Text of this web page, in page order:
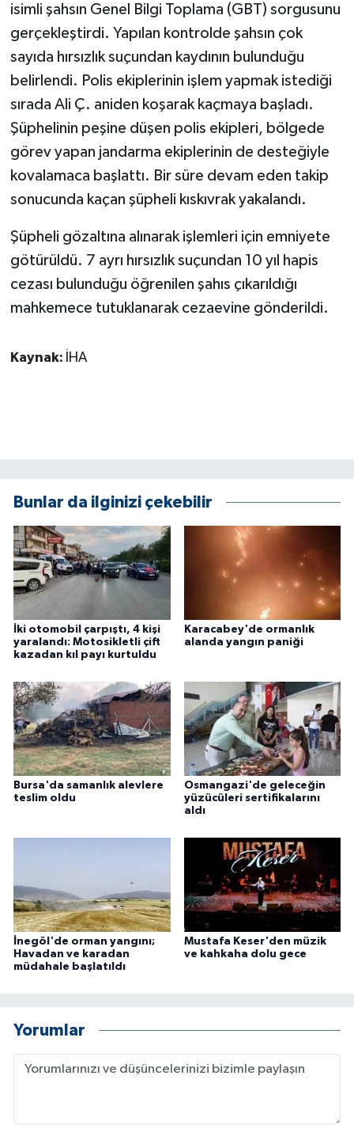
isimli şahsın Genel Bilgi Toplama (GBT) sorgusunu
gerçekleştirdi. Yapılan kontrolde şahsın çok
sayıda hırsızlık suçundan kaydının bulunduğu
belirlendi. Polis ekiplerinin işlem yapmak istediği
sırada Ali Ç. aniden koşarak kaçmaya başladı.
Şüphelinin peşine düşen polis ekipleri, bölgede
görev yapan jandarma ekiplerinin de desteğiyle
kovalamaca başlattı. Bir süre devam eden takip
sonucunda kaçan şüpheli kıskıvrak yakalandı.
Şüpheli gözaltına alınarak işlemleri için emniyete
götürüldü. 7 ayrı hırsızlık suçundan 10 yıl hapis
cezası bulunduğu öğrenilen şahıs çıkarıldığı
mahkemece tutuklanarak cezaevine gönderildi.
Kaynak: İHA
Bunlar da ilginizi çekebilir
İki otomobil çarpıştı, 4 kişi
yaralandı: Motosikletli çift
kazadan kıl payı kurtuldu
Karacabey'de ormanlık
alanda yangın paniği
Bursa'da samanlık alevlere
teslim oldu
Osmangazi'de geleceğin
yüzücüleri sertifikalarını
aldı
İnegöl'de orman yangını;
Havadan ve karadan
müdahale başlatıldı
Mustafa Keser'den müzik
ve kahkaha dolu gece
Yorumlar
Kadın
MAGAZİN
Otomobil
POLİTİKA
Sağlık
SPOR HABERLERİ
TEKNOLOJİ
Yerel Haberler